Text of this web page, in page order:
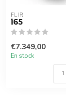
FLIR
i65
€7.349,00
En stock